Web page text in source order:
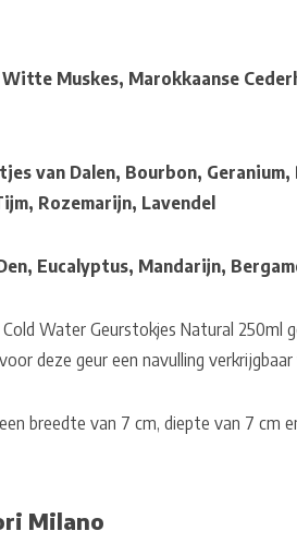
Muskes, Marokkaanse
van Dalen, Bourbon,
Rozemarijn, Lavendel
Eucalyptus, Mandarijn,
Water Geurstokjes Natural 250ml
deze geur een navulling
breedte van 7 cm, diepte van 7 cm
Milano